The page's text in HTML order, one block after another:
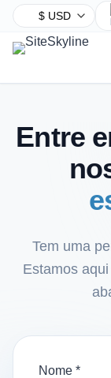
Entre
Tem uma
Estamos
Nome *